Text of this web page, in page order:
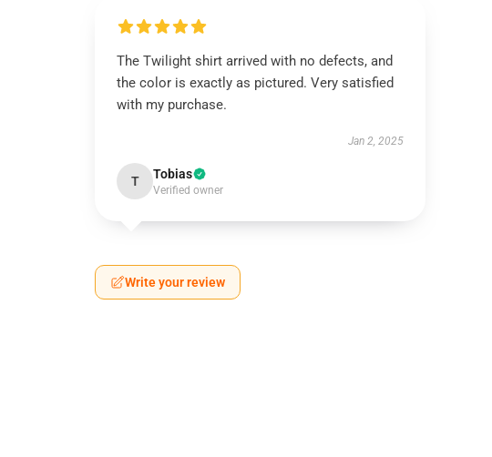
The Twilight shirt arrived with no defects, and
the color is exactly as pictured. Very satisfied
with my purchase.
Jan 2, 2025
T Tobias
Verified owner
Write your review